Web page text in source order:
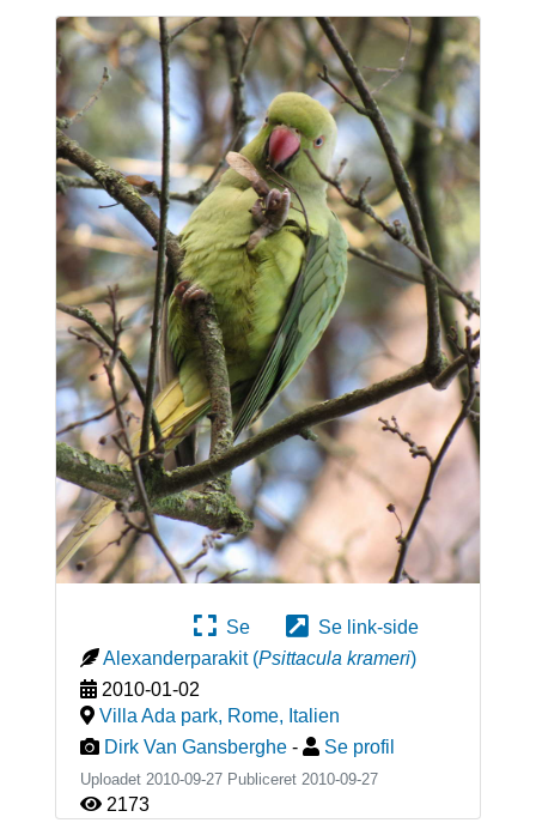
Se
Se link-side
Alexanderparakit (Psittacula krameri)
2010-01-02
Villa Ada park, Rome, Italien
Dirk Van Gansberghe - Se profil
Uploadet 2010-09-27 Publiceret 2010-09-27
2173